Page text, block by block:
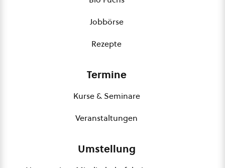
Jobbörse
Rezepte
Termine
Kurse & Seminare
Veranstaltungen
Umstellung